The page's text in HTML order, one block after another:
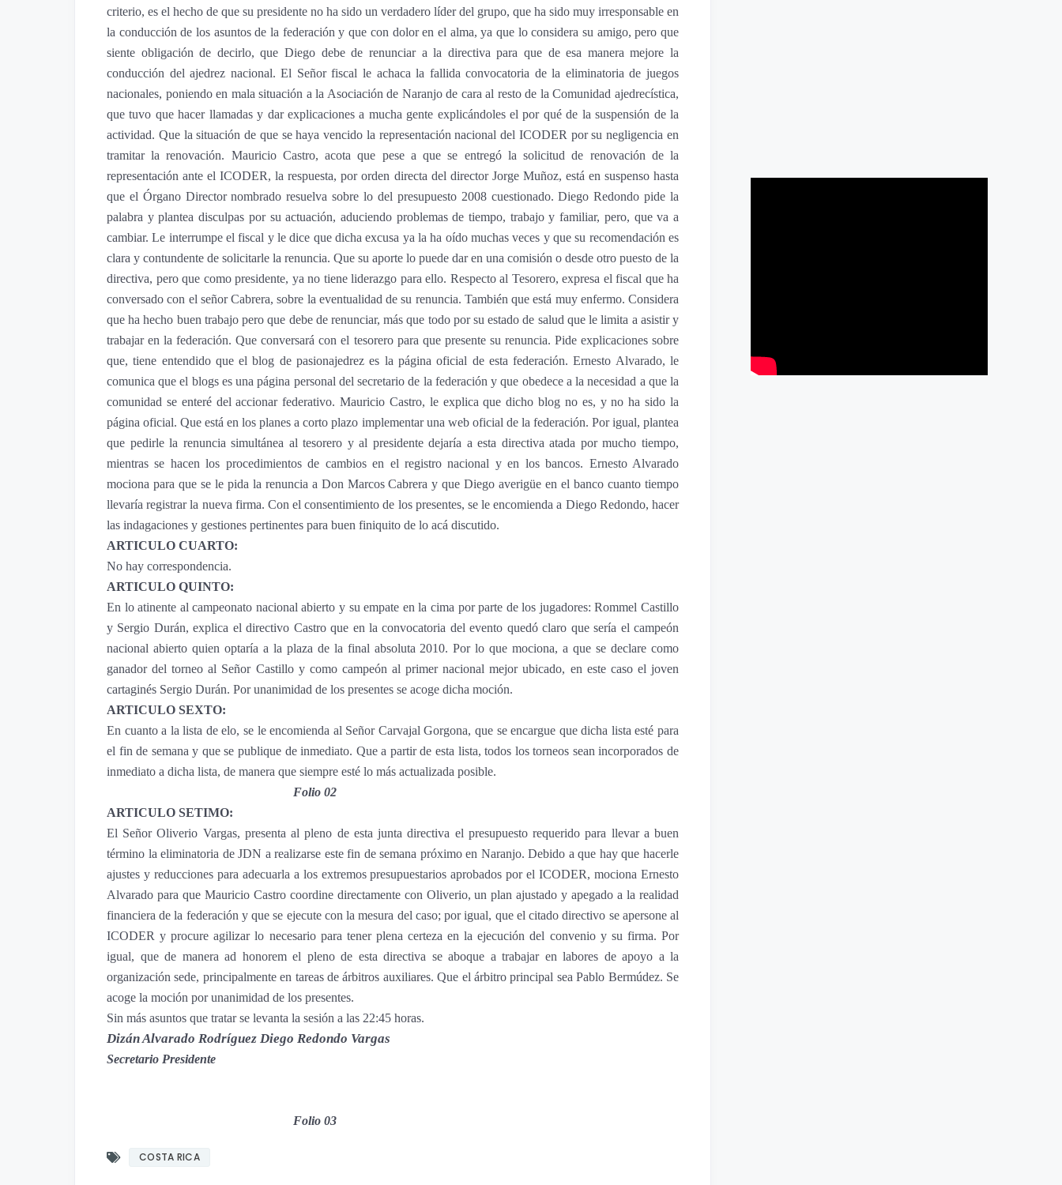
criterio, es el hecho de que su presidente no ha sido un verdadero líder del grupo, que ha sido muy irresponsable en
la conducción de los asuntos de la federación y que con dolor en el alma, ya que lo considera su amigo, pero que
siente obligación de decirlo, que Diego debe de renunciar a la directiva para que de esa manera mejore la
conducción del ajedrez nacional. El Señor fiscal le achaca la fallida convocatoria de la eliminatoria de juegos
nacionales, poniendo en mala situación a la Asociación de Naranjo de cara al resto de la Comunidad ajedrecística,
que tuvo que hacer llamadas y dar explicaciones a mucha gente explicándoles el por qué de la suspensión de la
actividad. Que la situación de que se haya vencido la representación nacional del ICODER por su negligencia en
tramitar la renovación. Mauricio Castro, acota que pese a que se entregó la solicitud de renovación de la
representación ante el ICODER, la respuesta, por orden directa del director Jorge Muñoz, está en suspenso hasta
que el Órgano Director nombrado resuelva sobre lo del presupuesto 2008 cuestionado. Diego Redondo pide la
palabra y plantea disculpas por su actuación, aduciendo problemas de tiempo, trabajo y familiar, pero, que va a
cambiar. Le interrumpe el fiscal y le dice que dicha excusa ya la ha oído muchas veces y que su recomendación es
clara y contundente de solicitarle la renuncia. Que su aporte lo puede dar en una comisión o desde otro puesto de la
directiva, pero que como presidente, ya no tiene liderazgo para ello. Respecto al Tesorero, expresa el fiscal que ha
conversado con el señor Cabrera, sobre la eventualidad de su renuncia. También que está muy enfermo. Considera
que ha hecho buen trabajo pero que debe de renunciar, más que todo por su estado de salud que le limita a asistir y
trabajar en la federación. Que conversará con el tesorero para que presente su renuncia. Pide explicaciones sobre
que, tiene entendido que el blog de pasionajedrez es la página oficial de esta federación. Ernesto Alvarado, le
comunica que el blogs es una página personal del secretario de la federación y que obedece a la necesidad a que la
comunidad se enteré del accionar federativo. Mauricio Castro, le explica que dicho blog no es, y no ha sido la
página oficial. Que está en los planes a corto plazo implementar una web oficial de la federación. Por igual, plantea
que pedirle la renuncia simultánea al tesorero y al presidente dejaría a esta directiva atada por mucho tiempo,
mientras se hacen los procedimientos de cambios en el registro nacional y en los bancos. Ernesto Alvarado
mociona para que se le pida la renuncia a Don Marcos Cabrera y que Diego averigüe en el banco cuanto tiempo
llevaría registrar la nueva firma. Con el consentimiento de los presentes, se le encomienda a Diego Redondo, hacer
las indagaciones y gestiones pertinentes para buen finiquito de lo acá discutido.
ARTICULO CUARTO:
No hay correspondencia.
ARTICULO QUINTO:
En lo atinente al campeonato nacional abierto y su empate en la cima por parte de los jugadores: Rommel Castillo
y Sergio Durán, explica el directivo Castro que en la convocatoria del evento quedó claro que sería el campeón
nacional abierto quien optaría a la plaza de la final absoluta 2010. Por lo que mociona, a que se declare como
ganador del torneo al Señor Castillo y como campeón al primer nacional mejor ubicado, en este caso el joven
cartaginés Sergio Durán. Por unanimidad de los presentes se acoge dicha moción.
ARTICULO SEXTO:
En cuanto a la lista de elo, se le encomienda al Señor Carvajal Gorgona, que se encargue que dicha lista esté para
el fin de semana y que se publique de inmediato. Que a partir de esta lista, todos los torneos sean incorporados de
inmediato a dicha lista, de manera que siempre esté lo más actualizada posible.
Folio 02
ARTICULO SETIMO:
El Señor Oliverio Vargas, presenta al pleno de esta junta directiva el presupuesto requerido para llevar a buen
término la eliminatoria de JDN a realizarse este fin de semana próximo en Naranjo. Debido a que hay que hacerle
ajustes y reducciones para adecuarla a los extremos presupuestarios aprobados por el ICODER, mociona Ernesto
Alvarado para que Mauricio Castro coordine directamente con Oliverio, un plan ajustado y apegado a la realidad
financiera de la federación y que se ejecute con la mesura del caso; por igual, que el citado directivo se apersone al
ICODER y procure agilizar lo necesario para tener plena certeza en la ejecución del convenio y su firma. Por
igual, que de manera ad honorem el pleno de esta directiva se aboque a trabajar en labores de apoyo a la
organización sede, principalmente en tareas de árbitros auxiliares. Que el árbitro principal sea Pablo Bermúdez. Se
acoge la moción por unanimidad de los presentes.
Sin más asuntos que tratar se levanta la sesión a las 22:45 horas.
Dizán Alvarado Rodríguez Diego Redondo Vargas
Secretario Presidente
Folio 03
COSTA RICA